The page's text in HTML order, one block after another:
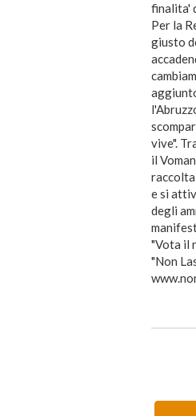
finalita'
Per la
giusto
vive".
il
e si
degli
"Vota il
"Non